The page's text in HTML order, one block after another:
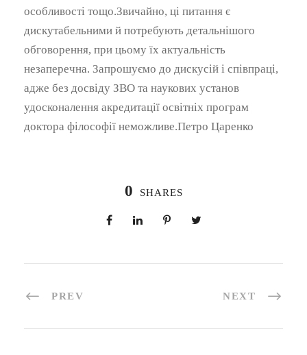
особливості тощо.Звичайно, ці питання є
дискутабельними й потребують детальнішого
обговорення, при цьому їх актуальність
незаперечна. Запрошуємо до дискусій і співпраці,
адже без досвіду ЗВО та наукових установ
удосконалення акредитації освітніх програм
доктора філософії неможливе.Петро Царенко
0 SHARES
PREV NEXT